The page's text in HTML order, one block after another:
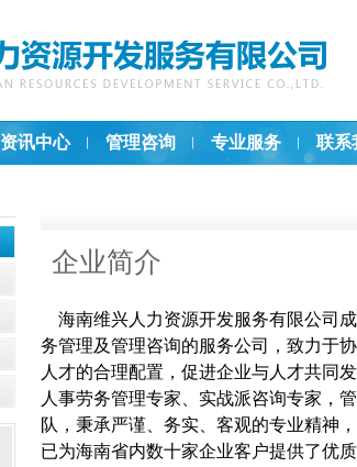
资讯中心 管理咨询 专业服务 联系
企业简介
海南维兴人力资源开发服务有限公司
务管理及管理咨询的服务公司，致力于
人才的合理配置，促进企业与人才共同
人事劳务管理专家、实战派咨询专家，
队，秉承严谨、务实、客观的专业精神
已为海南省内数十家企业客户提供了优